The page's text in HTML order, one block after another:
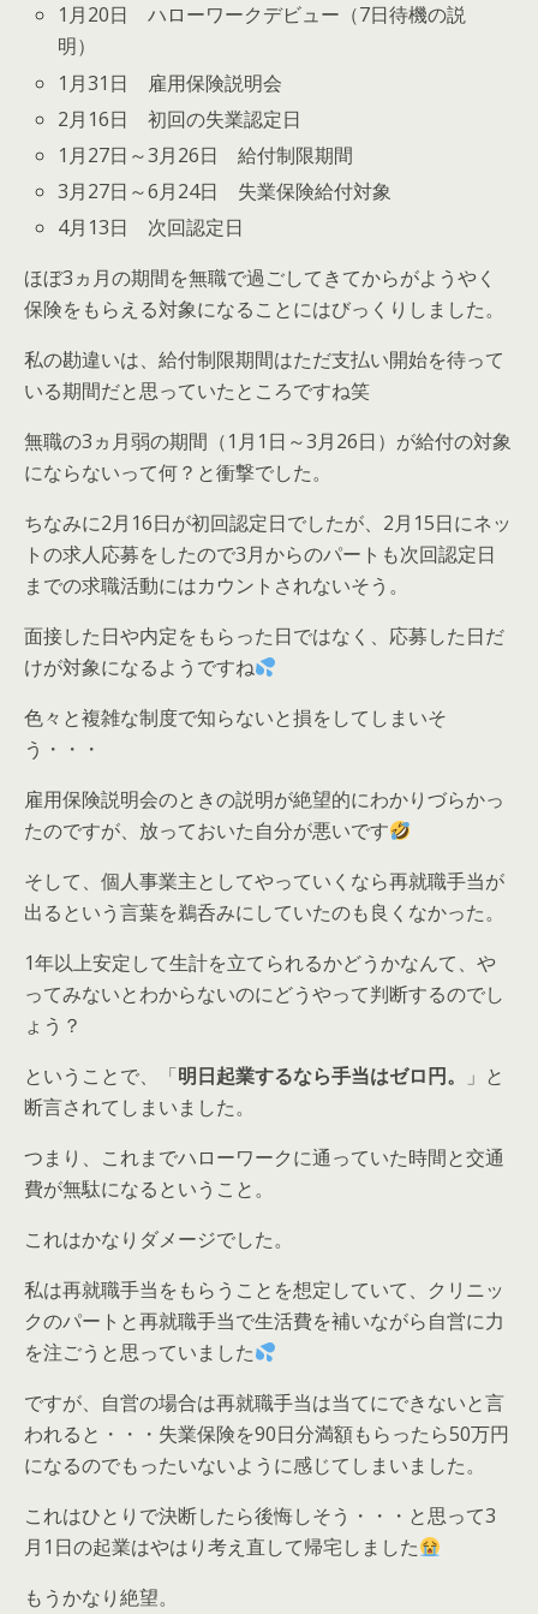
1月20日 ハローワークデビュー（7日待機の説
明）
1月31日 雇用保険説明会
2月16日 初回の失業認定日
1月27日～3月26日 給付制限期間
3月27日～6月24日 失業保険給付対象
4月13日 次回認定日
ほぼ3ヵ月の期間を無職で過ごしてきてからがようやく
保険をもらえる対象になることにはびっくりしました。
私の勘違いは、給付制限期間はただ支払い開始を待って
いる期間だと思っていたところですね笑
無職の3ヵ月弱の期間（1月1日～3月26日）が給付の対象
にならないって何？と衝撃でした。
ちなみに2月16日が初回認定日でしたが、2月15日にネッ
トの求人応募をしたので3月からのパートも次回認定日
までの求職活動にはカウントされないそう。
面接した日や内定をもらった日ではなく、応募した日だ
けが対象になるようですね
色々と複雑な制度で知らないと損をしてしまいそ
う・・・
雇用保険説明会のときの説明が絶望的にわかりづらかっ
たのですが、放っておいた自分が悪いです
そして、個人事業主としてやっていくなら再就職手当が
出るという言葉を鵜呑みにしていたのも良くなかった。
1年以上安定して生計を立てられるかどうかなんて、や
ってみないとわからないのにどうやって判断するのでし
ょう？
ということで、「明日起業するなら手当はゼロ円。
」と
断言されてしまいました。
つまり、これまでハローワークに通っていた時間と交通
費が無駄になるということ。
これはかなりダメージでした。
私は再就職手当をもらうことを想定していて、クリニッ
クのパートと再就職手当で生活費を補いながら自営に力
を注ごうと思っていました
ですが、自営の場合は再就職手当は当てにできないと言
われると・・・失業保険を90日分満額もらったら50万円
になるのでもったいないように感じてしまいました。
これはひとりで決断したら後悔しそう・・・と思って3
月1日の起業はやはり考え直して帰宅しました
もうかなり絶望。